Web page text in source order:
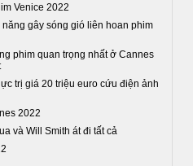
Venice 2022
gây sóng gió liên hoan phim
phim quan trọng nhất ở Cannes
trị giá 20 triệu euro cứu điện ảnh
2022
và Will Smith át đi tất cả